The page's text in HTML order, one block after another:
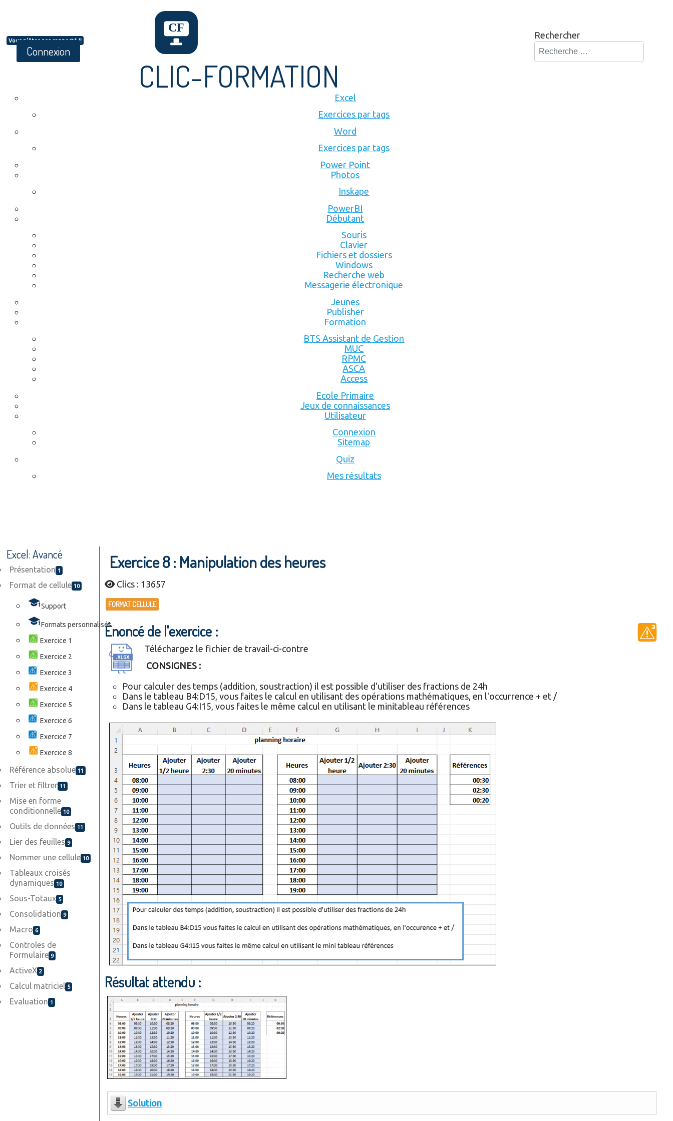
Vous n'êtes pas connecté !!
Connexion
CLIC-FORMATION
Rechercher
Excel
Exercices par tags
Word
Exercices par tags
Power Point
Photos
Inskape
PowerBI
Débutant
Souris
Clavier
Fichiers et dossiers
Windows
Recherche web
Messagerie électronique
Jeunes
Publisher
Formation
BTS Assistant de Gestion
MUC
RPMC
ASCA
Access
Ecole Primaire
Jeux de connaissances
Utilisateur
Connexion
Sitemap
Quiz
Mes résultats
Excel: Avancé
Présentation 1
Format de cellule 10
Support
Formats personnalisés
Exercice 1
Exercice 2
Exercice 3
Exercice 4
Exercice 5
Exercice 6
Exercice 7
Exercice 8
Référence absolue 11
Trier et filtrer 11
Mise en forme
conditionnelle 10
Outils de données 11
Lier des feuilles 9
Nommer une cellule 10
Tableaux croisés
dynamiques 10
Sous-Totaux 5
Consolidation 9
Macro 6
Controles de
Formulaire 9
ActiveX 2
Calcul matriciel 5
Evaluation 1
Exercice 8 : Manipulation des heures
Clics : 13657
FORMAT CELLULE
Énoncé de l'exercice :
Téléchargez le fichier de travail-ci-contre
CONSIGNES :
Pour calculer des temps (addition, soustraction) il est possible d'utiliser des fractions de 24h
Dans le tableau B4:D15, vous faites le calcul en utilisant des opérations mathématiques, en l'occurrence + et /
Dans le tableau G4:I15, vous faites le même calcul en utilisant le minitableau références
Résultat attendu :
Solution